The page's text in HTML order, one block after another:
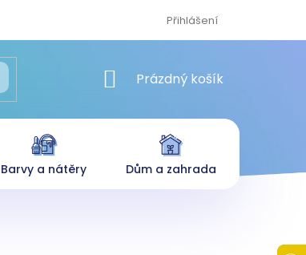
Přihlášení
NÁKUPNÍ KOŠÍK
Prázdný košík
Barvy a nátěry Dům a zahrada